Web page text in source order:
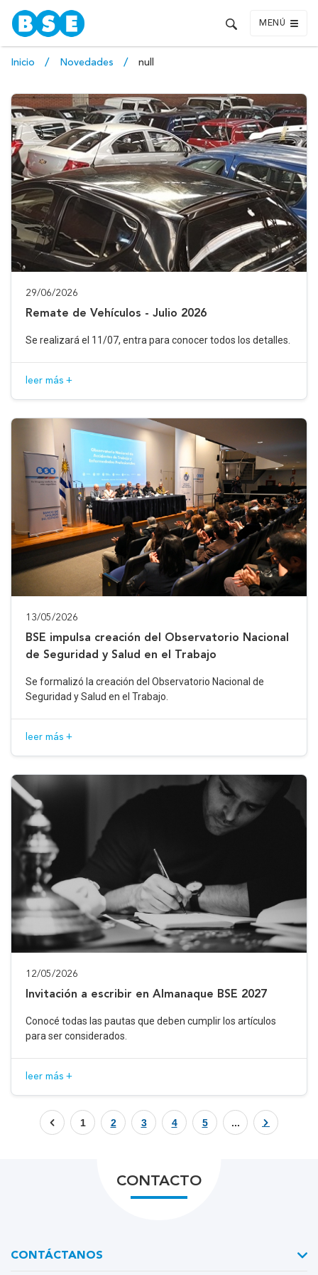
MENÚ
Inicio Novedades null
29/06/2026
Remate de Vehículos - Julio 2026
Se realizará el 11/07, entra para conocer todos los detalles.
leer más +
13/05/2026
BSE impulsa creación del Observatorio Nacional
de Seguridad y Salud en el Trabajo
Se formalizó la creación del Observatorio Nacional de
Seguridad y Salud en el Trabajo.
leer más +
12/05/2026
Invitación a escribir en Almanaque BSE 2027
Conocé todas las pautas que deben cumplir los artículos
para ser considerados.
leer más +
1 2 3 4 5 ...
CONTACTO
CONTÁCTANOS